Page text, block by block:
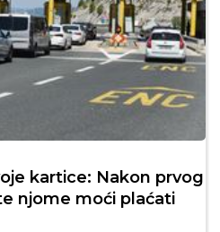
kartice: Nakon prvog
njome moći plaćati